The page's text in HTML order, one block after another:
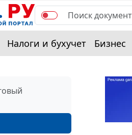
Налоги и бухучет Бизнес